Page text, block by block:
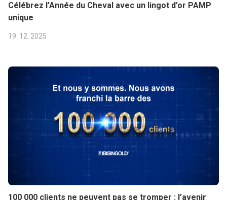
Célébrez l’Année du Cheval avec un lingot d’or PAMP
unique
19. 12. 2025
100 000 clients ne peuvent pas se tromper : l’avenir